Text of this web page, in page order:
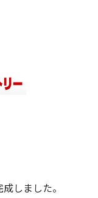
しました。